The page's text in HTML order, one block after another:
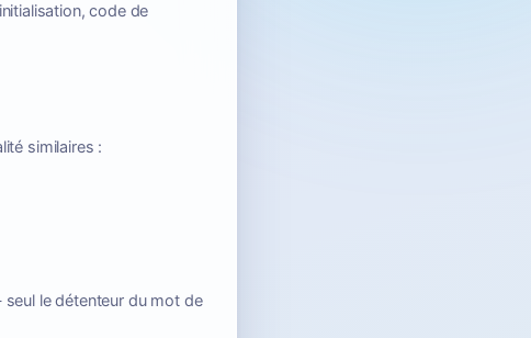
code de
similaires :
le détenteur du mot de